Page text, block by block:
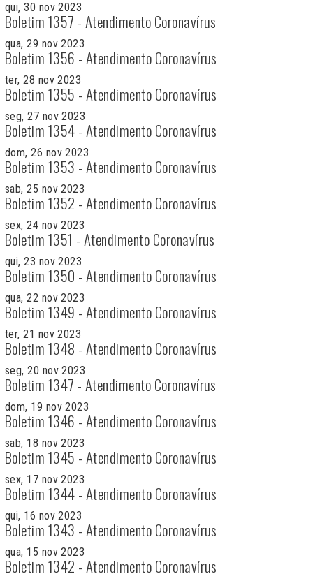
qui, 30 nov 2023
Boletim 1357 - Atendimento Coronavírus
qua, 29 nov 2023
Boletim 1356 - Atendimento Coronavírus
ter, 28 nov 2023
Boletim 1355 - Atendimento Coronavírus
seg, 27 nov 2023
Boletim 1354 - Atendimento Coronavírus
dom, 26 nov 2023
Boletim 1353 - Atendimento Coronavírus
sab, 25 nov 2023
Boletim 1352 - Atendimento Coronavírus
sex, 24 nov 2023
Boletim 1351 - Atendimento Coronavírus
qui, 23 nov 2023
Boletim 1350 - Atendimento Coronavírus
qua, 22 nov 2023
Boletim 1349 - Atendimento Coronavírus
ter, 21 nov 2023
Boletim 1348 - Atendimento Coronavírus
seg, 20 nov 2023
Boletim 1347 - Atendimento Coronavírus
dom, 19 nov 2023
Boletim 1346 - Atendimento Coronavírus
sab, 18 nov 2023
Boletim 1345 - Atendimento Coronavírus
sex, 17 nov 2023
Boletim 1344 - Atendimento Coronavírus
qui, 16 nov 2023
Boletim 1343 - Atendimento Coronavírus
qua, 15 nov 2023
Boletim 1342 - Atendimento Coronavírus